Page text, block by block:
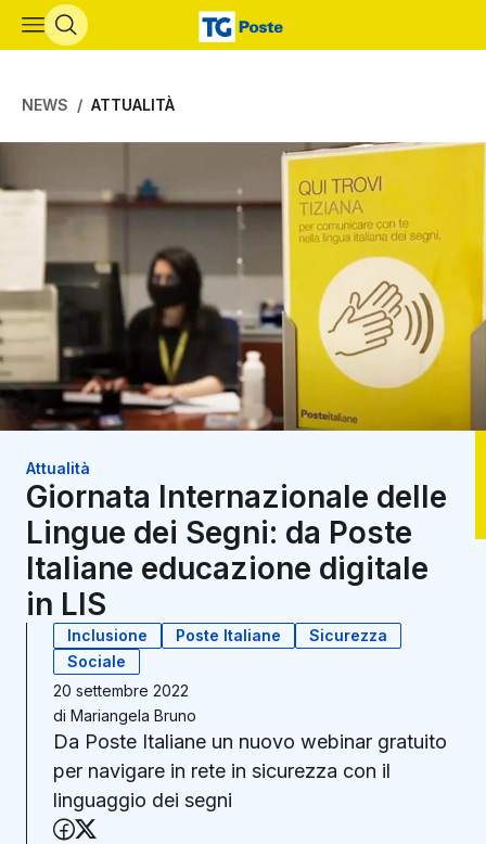
Vai al contenuto principale
NEWS ATTUALITÀ
Attualità
Giornata Internazionale delle
Lingue dei Segni: da Poste
Italiane educazione digitale
in LIS
Inclusione Poste Italiane
Sicurezza
Sociale
20 settembre 2022
di Mariangela Bruno
Da Poste Italiane un nuovo webinar gratuito
per navigare in rete in sicurezza con il
linguaggio dei segni
Condividi su Facebook